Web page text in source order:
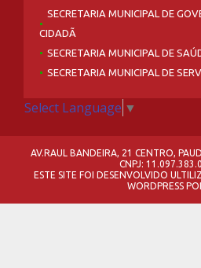
SECRETARIA MUNICIPAL DE
CIDADÃ
SECRETARIA MUNICIPAL DE
SECRETARIA MUNICIPAL DE
Select Language ▼
AV.RAUL BANDEIRA, 21 CENTRO,
CNPJ:
ESTE SITE FOI DESENVOLVIDO
WORDPRESS